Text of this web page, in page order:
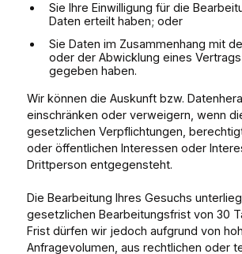
Sie Ihre Einwilligung für die
Daten erteilt haben; oder
Sie Daten im Zusammenhang mit
oder der Abwicklung eines
gegeben haben.
Wir können die Auskunft bzw.
einschränken oder verweigern, wenn
gesetzlichen Verpflichtungen,
oder öffentlichen Interessen oder
Drittperson entgegensteht.
Die Bearbeitung Ihres Gesuchs
gesetzlichen Bearbeitungsfrist von 30
Frist dürfen wir jedoch aufgrund von
Anfragevolumen, aus rechtlichen oder